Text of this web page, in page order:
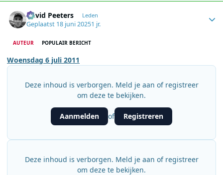
David Peeters Leden
Geplaatst 18 juni 20251 jr.
AUTEUR POPULAIR BERICHT
Woensdag 6 juli 2011
Deze inhoud is verborgen. Meld je aan of registreer
om deze te bekijken.
Aanmelden of Registreren
Deze inhoud is verborgen. Meld je aan of registreer
om deze te bekijken.